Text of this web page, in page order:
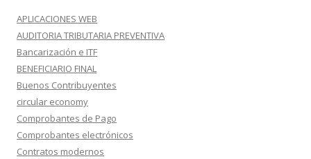
APLICACIONES WEB
AUDITORIA TRIBUTARIA PREVENTIVA
Bancarización e ITF
BENEFICIARIO FINAL
Buenos Contribuyentes
circular economy
Comprobantes de Pago
Comprobantes electrónicos
Contratos modernos